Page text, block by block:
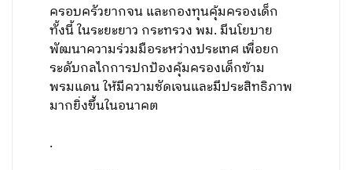
ครอบครัวยากจน และกองทุนคุ้มครองเด็ก
ทั้งนี้ ในระยะยาว กระทรวง พม. มีนโยบาย
พัฒนาความร่วมมือระหว่างประเทศ เพื่อยก
ระดับกลไกการปกป้องคุ้มครองเด็กข้าม
พรมแดน ให้มีความชัดเจนและมีประสิทธิภาพ
มากยิ่งขึ้นในอนาคต
.